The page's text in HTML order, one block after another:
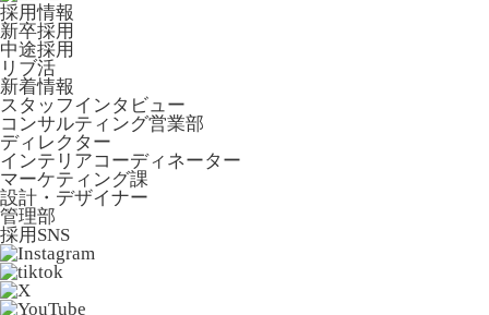
採用情報
新卒採用
中途採用
リブ活
新着情報
スタッフインタビュー
コンサルティング営業部
ディレクター
インテリアコーディネーター
マーケティング課
設計・デザイナー
管理部
採用SNS